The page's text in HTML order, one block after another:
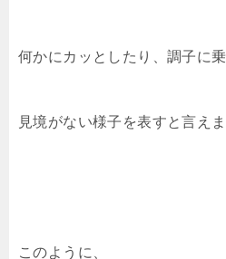
何かにカッとしたり、調子に
見境がない様子を表すと言えま
このように、